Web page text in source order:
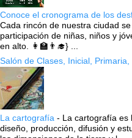
Conoce el cronograma de los
Cada rincón de nuestra ciudad
participación de niñas, niños y
en alto. 👩‍🏫👨‍🎓} ...
Salón de Clases, Inicial, Primaria,
La cartografía - La cartografía es
diseño, producción, difusión y